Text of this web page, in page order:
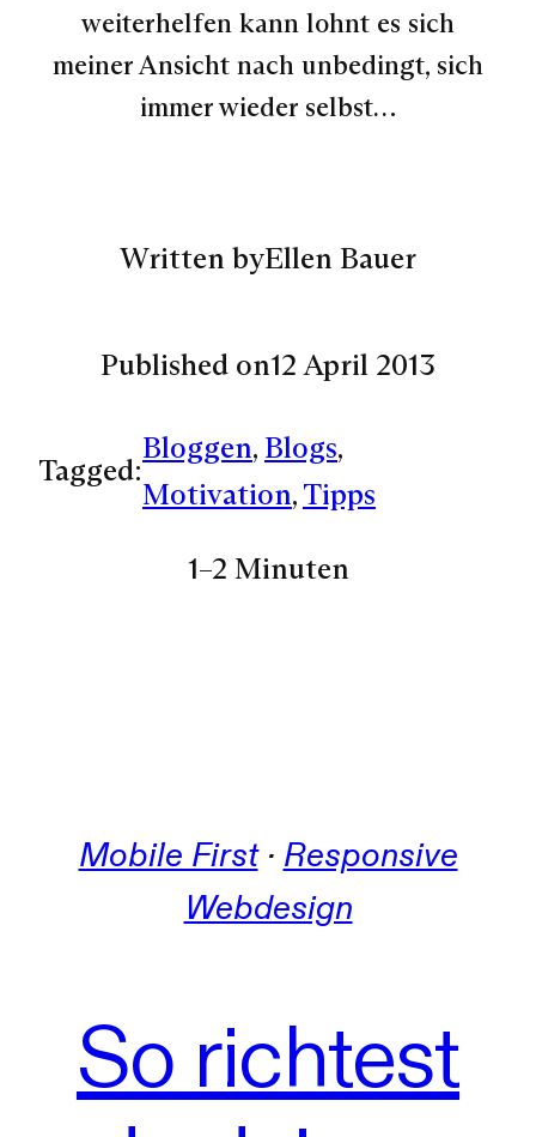
weiterhelfen kann lohnt es sich
meiner Ansicht nach unbedingt, sich
immer wieder selbst…
Written byEllen Bauer
Published on12 April 2013
Tagged:
Bloggen, Blogs
Motivation, Tipps
1–2 Minuten
Mobile First · Responsive
Webdesign
So richtest